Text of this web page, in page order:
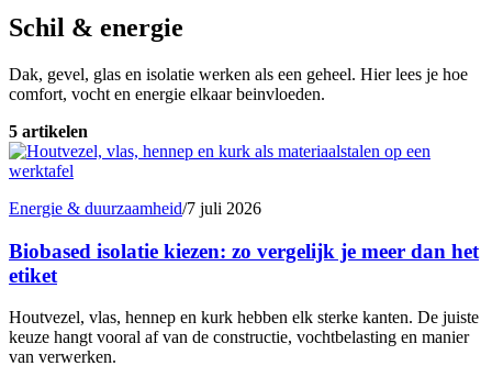
Schil & energie
Dak, gevel, glas en isolatie werken als een geheel. Hier lees je hoe
comfort, vocht en energie elkaar beinvloeden.
5 artikelen
Energie & duurzaamheid/7 juli 2026
Biobased isolatie kiezen: zo vergelijk je meer dan het
etiket
Houtvezel, vlas, hennep en kurk hebben elk sterke kanten. De juiste
keuze hangt vooral af van de constructie, vochtbelasting en manier
van verwerken.